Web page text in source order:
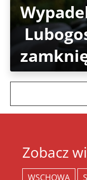
Zobacz
WSCHOWA